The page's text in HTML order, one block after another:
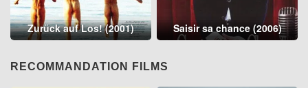
Zurück auf Los! (2001) Saisir sa chance (2006)
RECOMMANDATION FILMS